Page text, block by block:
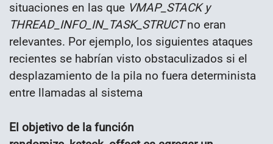
situaciones en las que VMAP_STACK y
THREAD_INFO_IN_TASK_STRUCTno eran
relevantes. Por ejemplo, los siguientes ataques
recientes se habrían visto obstaculizados si el
desplazamiento de la pila no fuera determinista
entre llamadas al sistema
El objetivo de la función